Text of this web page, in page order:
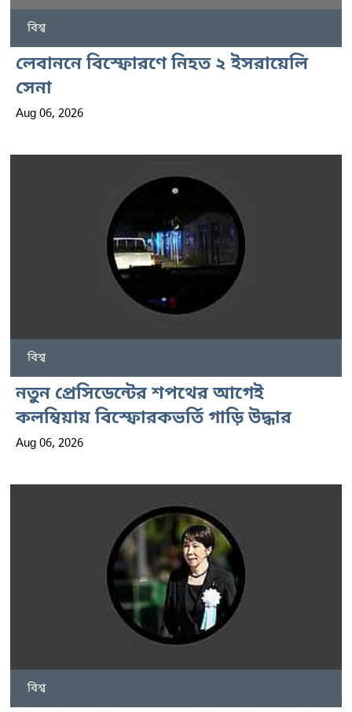
বিশ্ব
লেবাননে বিস্ফোরণে নিহত ২ ইসরায়েলি
সেনা
Aug 06, 2026
বিশ্ব
নতুন প্রেসিডেন্টের শপথের আগেই
কলম্বিয়ায় বিস্ফোরকভর্তি গাড়ি উদ্ধার
Aug 06, 2026
বিশ্ব